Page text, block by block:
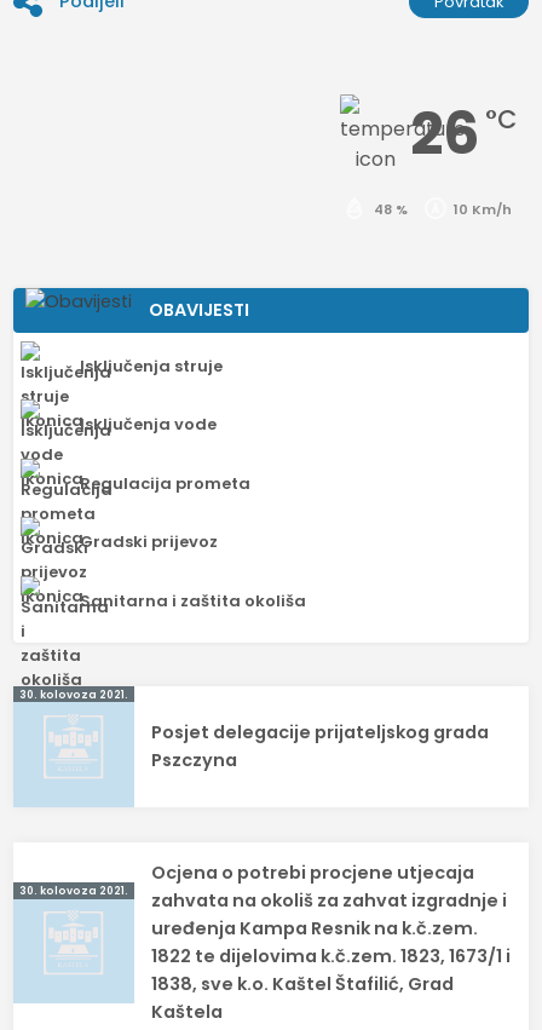
26 °C
48 % 10 Km/h
OBAVIJESTI
Isključenja struje
Isključenja vode
Regulacija prometa
Gradski prijevoz
Sanitarna i zaštita okoliša
Navigacija
objava
30. kolovoza 2021.
Posjet delegacije prijateljskog grada
Pszczyna
30. kolovoza 2021.
Ocjena o potrebi procjene utjecaja
zahvata na okoliš za zahvat izgradnje i
uređenja Kampa Resnik na k.č.zem.
1822 te dijelovima k.č.zem. 1823, 1673/1 i
1838, sve k.o. Kaštel Štafilić, Grad
Kaštela